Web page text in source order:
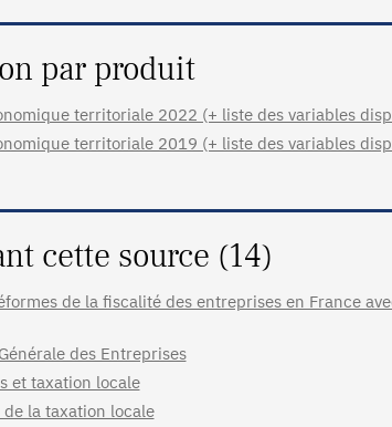
par produit
territoriale 2022 (+ liste des variables
territoriale 2019 (+ liste des variables
cette source (14)
de la fiscalité des entreprises en France
des Entreprises
et taxation locale
la taxation locale